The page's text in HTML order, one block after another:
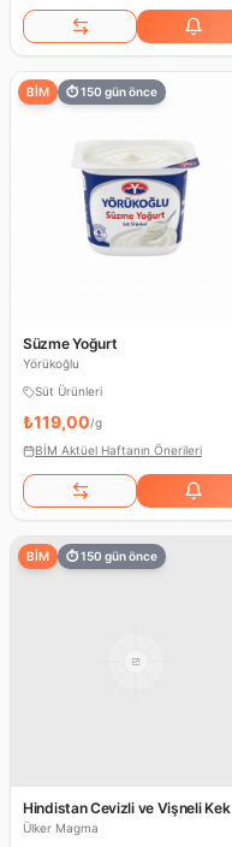
BİM ⏱150 gün önce
Süzme Yoğurt
Yörükoğlu
Süt Ürünleri
₺119,00/g
BİM Aktüel Haftanın Önerileri
BİM ⏱150 gün önce
Hindistan Cevizli ve Vişneli Kek
Ülker Magma